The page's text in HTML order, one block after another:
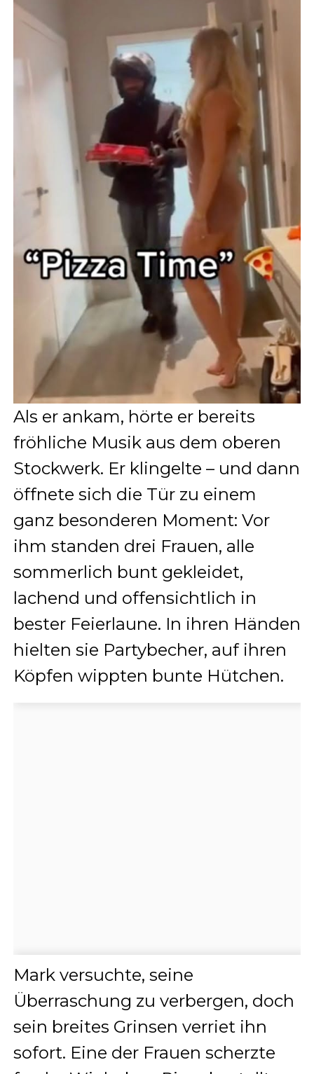
Als er ankam, hörte er bereits
fröhliche Musik aus dem oberen
Stockwerk. Er klingelte – und dann
öffnete sich die Tür zu einem
ganz besonderen Moment: Vor
ihm standen drei Frauen, alle
sommerlich bunt gekleidet,
lachend und offensichtlich in
bester Feierlaune. In ihren Händen
hielten sie Partybecher, auf ihren
Köpfen wippten bunte Hütchen.
Mark versuchte, seine
Überraschung zu verbergen, doch
sein breites Grinsen verriet ihn
sofort. Eine der Frauen scherzte